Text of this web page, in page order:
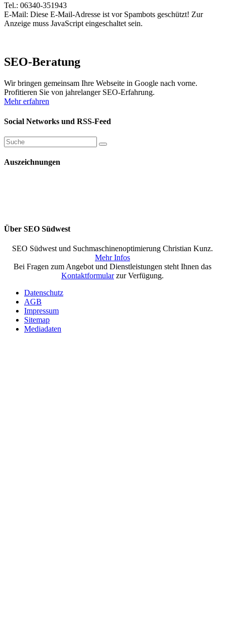
Tel.: 06340-351943
E-Mail: Diese E-Mail-Adresse ist vor Spambots geschützt! Zur
Anzeige muss JavaScript eingeschaltet sein.
SEO-Beratung
Wir bringen gemeinsam Ihre Webseite in Google nach vorne.
Profitieren Sie von jahrelanger SEO-Erfahrung.
Mehr erfahren
Social Networks und RSS-Feed
Auszeichnungen
Über SEO Südwest
SEO Südwest und Suchmaschinenoptimierung Christian Kunz.
Mehr Infos
Bei Fragen zum Angebot und Dienstleistungen steht Ihnen das
Kontaktformularzur Verfügung.
Datenschutz
AGB
Impressum
Sitemap
Mediadaten